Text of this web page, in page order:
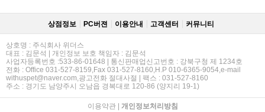
상점정보 PC버젼 이용안내 고객센터 커뮤니티
상호명 : 주식회사 위더스
대표 : 김문석 | 개인정보 보호 책임자 : 김문석
사업자등록번호 :533-86-01648 | 통신판매업신고번호 : 강북구청 제 1234호
전화 : Office 031-527-8159,Fax 031-527-8160,H.P 010-6365-9054,e-mail
withuspet@naver.com,광고전화 절대사절 | 팩스 : 031-527-8160
주소 : 경기도 남양주시 오남읍 경복대로 120-86 (양지리 19-1)
이용약관| 개인정보처리방침